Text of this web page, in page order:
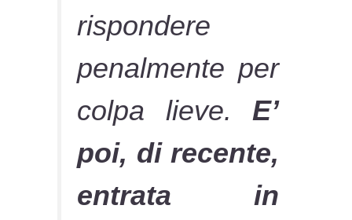
rispondere
penalmente per
colpa lieve. E’
poi, di recente,
entrata in